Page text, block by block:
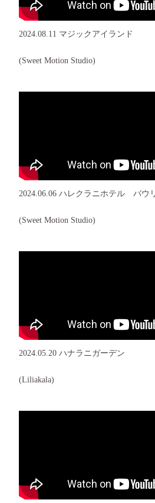
2024.08.11 マジックアイランド
(Sweet Motion Studio)
2024.06.06 ハレクラニホテル バウ
(Sweet Motion Studio)
2024.05.20 ハナラニガーデン
(Liliakala)